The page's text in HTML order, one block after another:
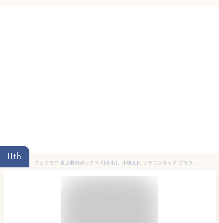
11th
フェリモア 卓上収納ボックス 引き出し 小物入れ リモコンラック プラスチック製 アクセサリー収納 (マルチカラー)